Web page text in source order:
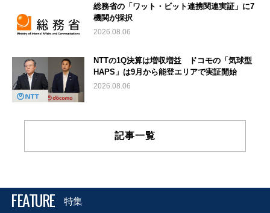
総務省の「ワット・ビット連携関連実証」に7
機関が採択
2026.08.06
NTTの1Q決算は増収増益 ドコモの「気球型
HAPS」は9月から能登エリアで実証開始
2026.08.06
記事一覧
FEATURE 特集